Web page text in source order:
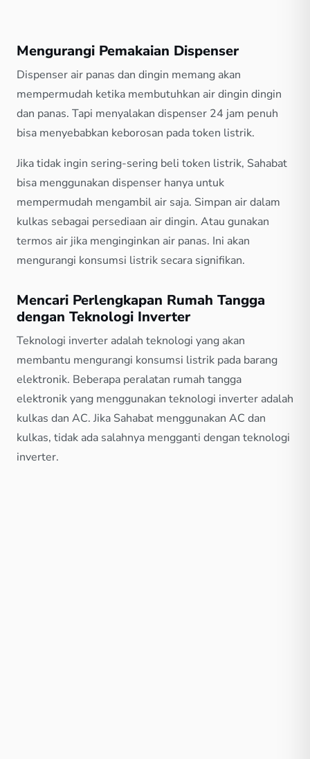
Mengurangi Pemakaian Dispenser
Dispenser air panas dan dingin memang akan
mempermudah ketika membutuhkan air dingin dingin
dan panas. Tapi menyalakan dispenser 24 jam penuh
bisa menyebabkan keborosan pada token listrik.
Jika tidak ingin sering-sering beli token listrik, Sahabat
bisa menggunakan dispenser hanya untuk
mempermudah mengambil air saja. Simpan air dalam
kulkas sebagai persediaan air dingin. Atau gunakan
termos air jika menginginkan air panas. Ini akan
mengurangi konsumsi listrik secara signifikan.
Mencari Perlengkapan Rumah Tangga
dengan Teknologi Inverter
Teknologi inverter adalah teknologi yang akan
membantu mengurangi konsumsi listrik pada barang
elektronik. Beberapa peralatan rumah tangga
elektronik yang menggunakan teknologi inverter adalah
kulkas dan AC. Jika Sahabat menggunakan AC dan
kulkas, tidak ada salahnya mengganti dengan teknologi
inverter.